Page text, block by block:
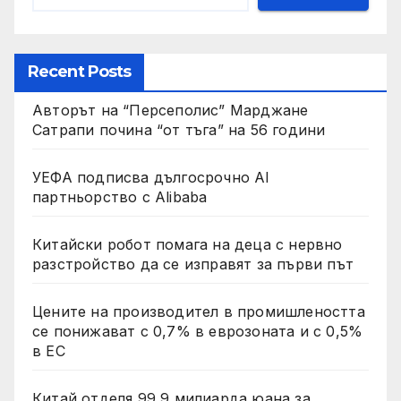
Recent Posts
Авторът на “Персеполис” Марджане
Сатрапи почина “от тъга” на 56 години
УЕФА подписва дългосрочно AI
партньорство с Alibaba
Китайски робот помага на деца с нервно
разстройство да се изправят за първи път
Цените на производител в промишлеността
се понижават с 0,7% в еврозоната и с 0,5%
в ЕС